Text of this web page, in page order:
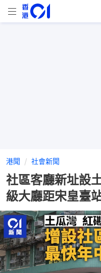
港聞 社會新聞
社區客廳新址設
級大廳距宋皇臺